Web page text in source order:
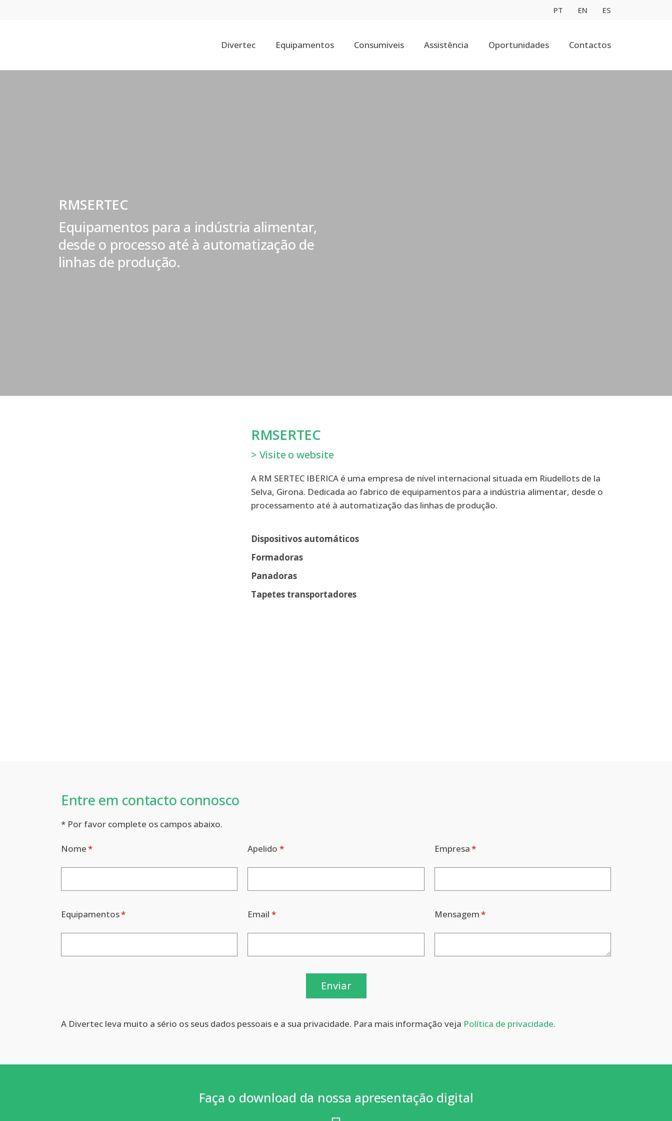
PT EN ES
Divertec Equipamentos Consumiveis Assistência Oportunidades Contactos
RMSERTEC
Equipamentos para a indústria alimentar,
desde o processo até à automatização de
linhas de produção.
RMSERTEC
> Visite o website
A RM SERTEC IBERICA é uma empresa de nível internacional situada em Riudellots de la
Selva, Girona. Dedicada ao fabrico de equipamentos para a indústria alimentar, desde o
processamento até à automatização das linhas de produção.
Dispositivos automáticos
Formadoras
Panadoras
Tapetes transportadores
Entre em contacto connosco
* Por favor complete os campos abaixo.
Nome Apelido Empresa
Equipamentos Email Mensagem
Enviar
A Divertec leva muito a sério os seus dados pessoais e a sua privacidade. Para mais informação veja Política de privacidade.
Faça o download da nossa apresentação digital